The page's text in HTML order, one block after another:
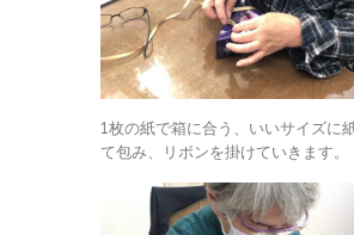
1枚の紙で箱に合う、いいサイズに
て包み、リボンを掛けていきます。